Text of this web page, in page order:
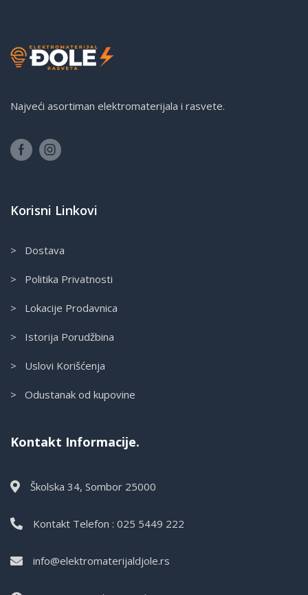
Najveći asortiman elektromaterijala i rasvete.
Korisni Linkovi
> Dostava
> Politika Privatnosti
> Lokacije Prodavnica
> Istorija Porudžbina
> Uslovi Korišćenja
> Odustanak od kupovine
Kontakt Informacije.
Školska 34, Sombor 25000
Kontakt Telefon : 025 5449 222
info@elektromaterijaldjole.rs